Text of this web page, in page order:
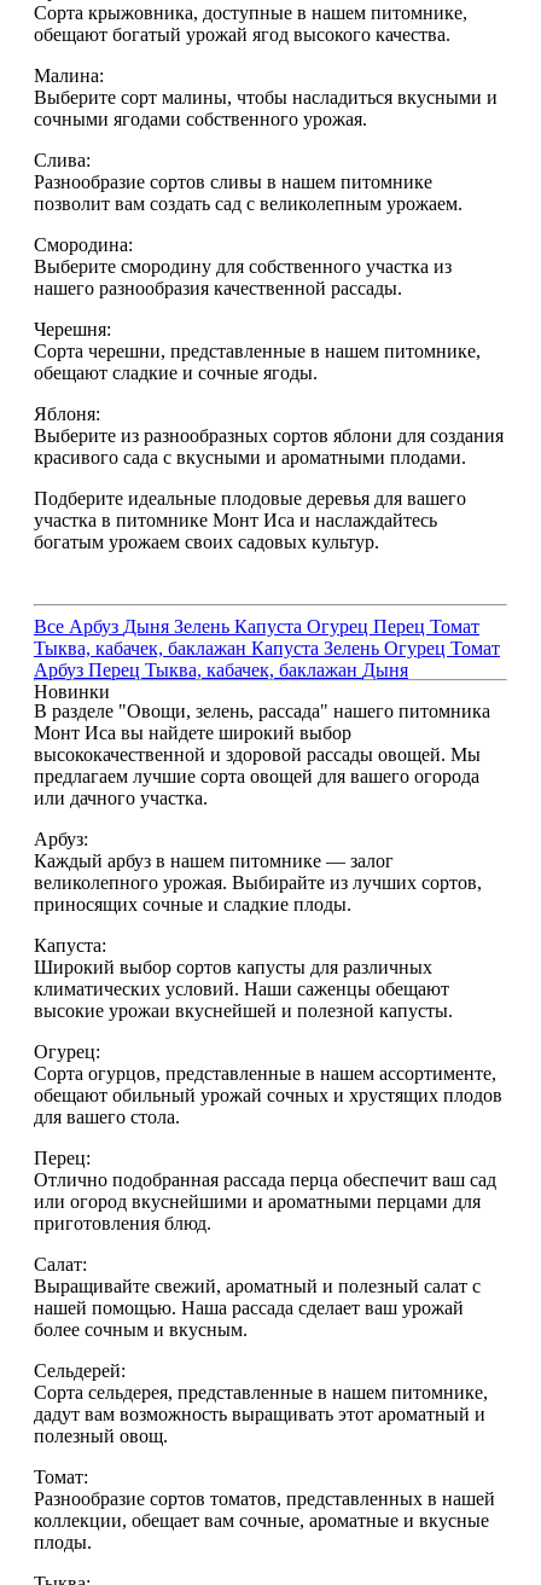
Сорта крыжовника, доступные в нашем питомнике,
обещают богатый урожай ягод высокого качества.
Малина:
Выберите сорт малины, чтобы насладиться вкусными и
сочными ягодами собственного урожая.
Слива:
Разнообразие сортов сливы в нашем питомнике
позволит вам создать сад с великолепным урожаем.
Смородина:
Выберите смородину для собственного участка из
нашего разнообразия качественной рассады.
Черешня:
Сорта черешни, представленные в нашем питомнике,
обещают сладкие и сочные ягоды.
Яблоня:
Выберите из разнообразных сортов яблони для создания
красивого сада с вкусными и ароматными плодами.
Подберите идеальные плодовые деревья для вашего
участка в питомнике Монт Иса и наслаждайтесь
богатым урожаем своих садовых культур.
Все Арбуз Дыня Зелень Капуста Огурец Перец Томат
Тыква, кабачек, баклажан Капуста Зелень Огурец Томат
Арбуз Перец Тыква, кабачек, баклажан Дыня
Новинки
В разделе "Овощи, зелень, рассада" нашего питомника
Монт Иса вы найдете широкий выбор
высококачественной и здоровой рассады овощей. Мы
предлагаем лучшие сорта овощей для вашего огорода
или дачного участка.
Арбуз:
Каждый арбуз в нашем питомнике — залог
великолепного урожая. Выбирайте из лучших сортов,
приносящих сочные и сладкие плоды.
Капуста:
Широкий выбор сортов капусты для различных
климатических условий. Наши саженцы обещают
высокие урожаи вкуснейшей и полезной капусты.
Огурец:
Сорта огурцов, представленные в нашем ассортименте,
обещают обильный урожай сочных и хрустящих плодов
для вашего стола.
Перец:
Отлично подобранная рассада перца обеспечит ваш сад
или огород вкуснейшими и ароматными перцами для
приготовления блюд.
Салат:
Выращивайте свежий, ароматный и полезный салат с
нашей помощью. Наша рассада сделает ваш урожай
более сочным и вкусным.
Сельдерей:
Сорта сельдерея, представленные в нашем питомнике,
дадут вам возможность выращивать этот ароматный и
полезный овощ.
Томат:
Разнообразие сортов томатов, представленных в нашей
коллекции, обещает вам сочные, ароматные и вкусные
плоды.